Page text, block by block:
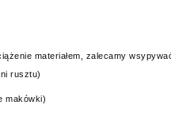
materiałem, zalecamy
rusztu)
makówki)